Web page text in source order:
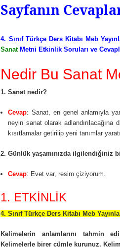
Sayfanın
4. Sınıf Türkçe Ders Kitabı Meb
SanatMetni Etkinlik Soruları ve
Nedir Bu Sanat
1. Sanat nedir?
Cevap: Sanat, en genel anlamıyla
neyin sanat olarak
kısıtlamalar getirilip yeni tanımlar
2. Günlük yaşamınızda ilgilendiğiniz
Cevap: Evet var, resim çiziyorum.
1. ETKİNLİK
4. Sınıf Türkçe Ders Kitabı Meb
Kelimelerin anlamlarını tahmin
Kelimelerle birer cümle kurunuz.